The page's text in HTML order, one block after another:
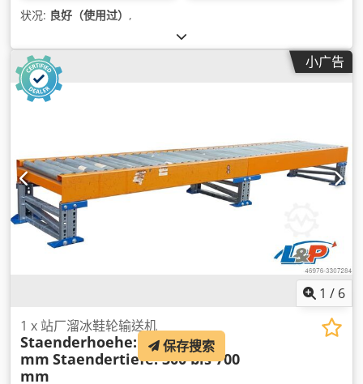
状况: 良好（使用过） ,
小广告
1 / 6
1 x 站厂溜冰鞋轮输送机
Staenderhoehe: 250 bis 700
mm Staendertiefe: 300 bis 700
mm
保存搜索